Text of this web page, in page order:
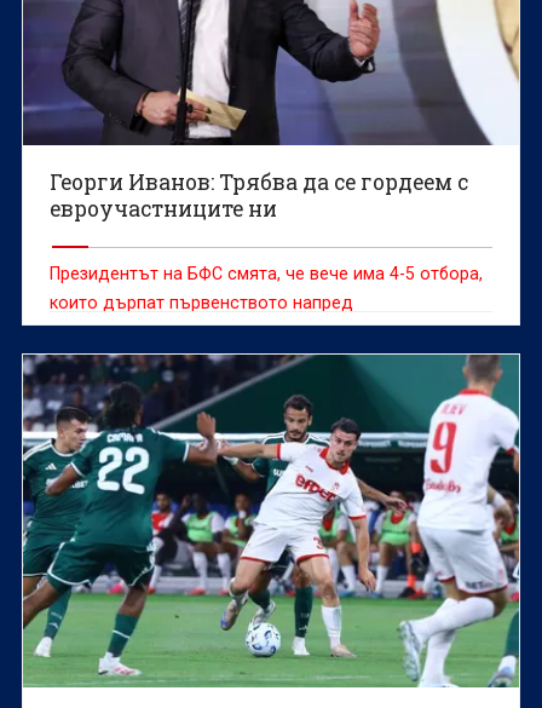
Георги Иванов: Трябва да се гордеем с
евроучастниците ни
Президентът на БФС смята, че вече има 4-5 отбора,
които дърпат първенството напред